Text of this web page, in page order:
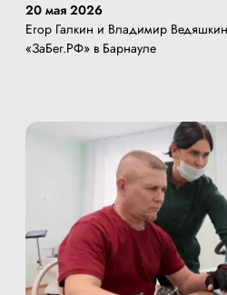
20 мая 2026
Егор Галкин и Владимир
«ЗаБег.РФ» в Барнауле